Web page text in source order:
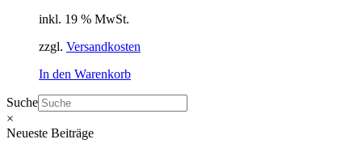
inkl. 19 % MwSt.
zzgl. Versandkosten
In den Warenkorb
Suche
×
Neueste Beiträge